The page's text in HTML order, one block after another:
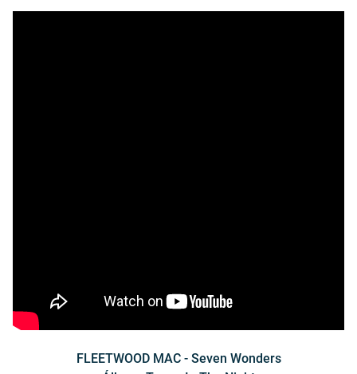
FLEETWOOD MAC - Seven Wonders